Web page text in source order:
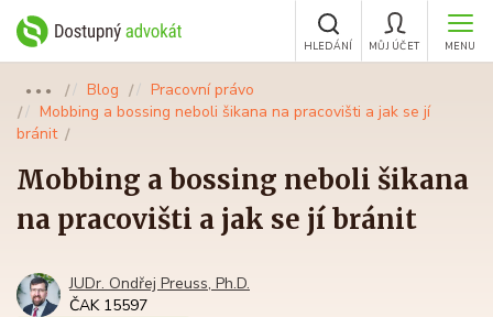
MENU
MŮJ ÚČET
HLEDÁNÍ
●●● Blog
Pracovní právo
Mobbing a bossing neboli šikana na pracovišti a jak se jí
bránit
Mobbing a bossing neboli šikana
na pracovišti a jak se jí bránit
JUDr. Ondřej Preuss, Ph.D.
ČAK 15597